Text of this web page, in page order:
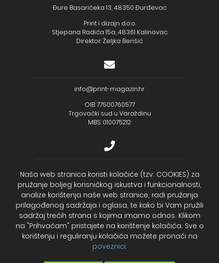
Đure Basaričeka 13, 48350 Đurđevac
Print i dizajn d.o.o.
Stjepana Radića 15a, 48361 Kalinovac
Direktor: Željka Benšić
info@print-magazin.hr
OIB: 77500760577
Trgovački sud u Varaždinu
MBS: 010075212
+385 (48) 733 111
Zagrebačka banka d.d.
IBAN - HR2723600001102099043
Temeljni kapital: 330.000,00kn uplaćen u cijelosti
2026. Print Magazin
Cookies – Kolačići
Naša web stranica koristi kolačiće (tzv. COOKIES) za
pružanje boljeg korisničkog iskustva i funkcionalnosti,
analize korištenja naše web stranice, radi pružanja
prilagođenog sadržaja i oglasa, te kako bi Vam pružili
sadržaj trećih strana s kojima imamo odnos. Klikom
na "Prihvaćam" pristajete na korištenje kolačića. Sve o
korištenju i reguliranju kolačića možete pronaći na
poveznici.